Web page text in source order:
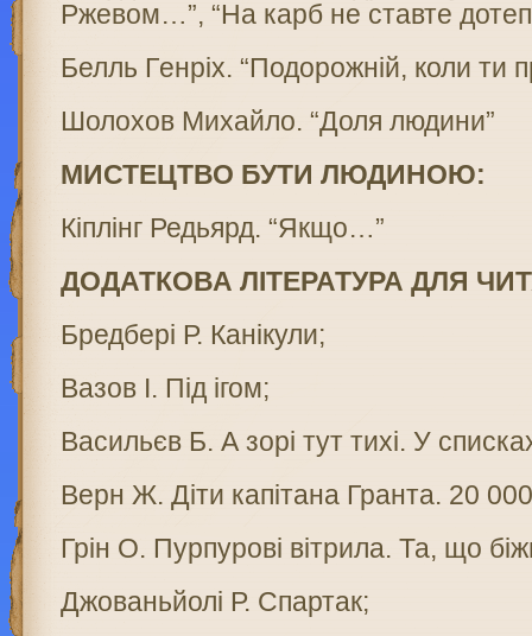
Ржевом…”, “На карб не ставте
Белль Гeнріх. “Подорожній, коли
Шолохов Михайло. “Доля людини”
МИСТЕЦТВО БУТИ ЛЮДИНОЮ:
Кіплінг Редьярд. “Якщо…”
ДОДАТКОВА ЛІТЕРАТУРА ДЛЯ
Бредбері Р. Канікули;
Вазов І. Під ігом;
Васильєв Б. А зорі тут тихі. У
Верн Ж. Діти капітана Гранта. 20
Грін О. Пурпурові вітрила. Та, що
Джованьйолі Р. Спартак;